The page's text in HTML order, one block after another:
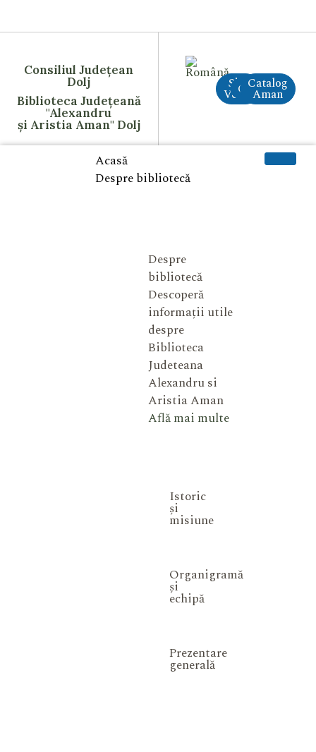
Consiliul Județean
Dolj
Biblioteca Județeană
"Alexandru
și Aristia Aman" Dolj
Site
VechiCreAI
Catalog
Aman
Acasă
Despre bibliotecă
Despre
bibliotecă
Descoperă
informații utile
despre
Biblioteca
Judeteana
Alexandru si
Aristia Aman
Află mai multe
Istoric
și
misiune
Organigramă
și
echipă
Prezentare
generală